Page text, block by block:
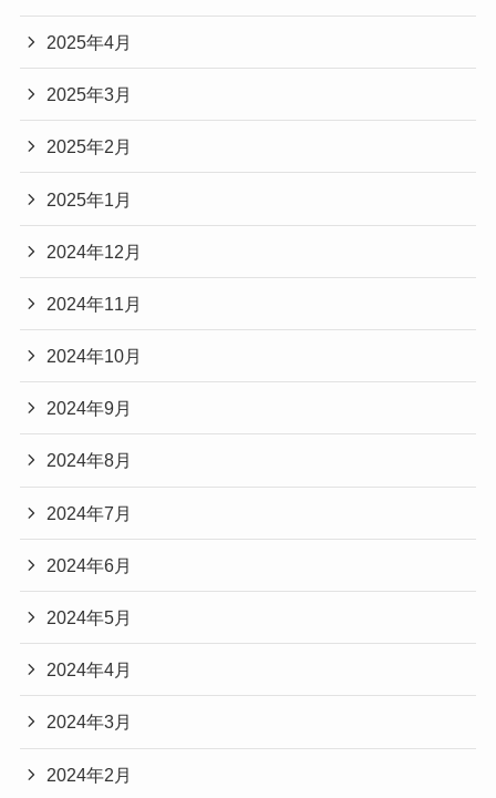
2025年4月
2025年3月
2025年2月
2025年1月
2024年12月
2024年11月
2024年10月
2024年9月
2024年8月
2024年7月
2024年6月
2024年5月
2024年4月
2024年3月
2024年2月